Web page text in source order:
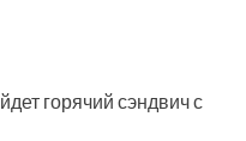
горячий сэндвич с